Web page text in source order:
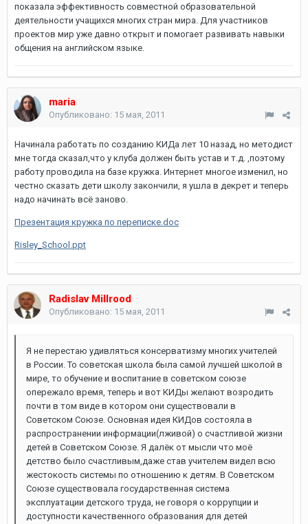
показала эффективность совместной образовательной
деятельности учащихся многих стран мира. Для участников
проектов мир уже давно открыт и помогает развивать навыки
общения на английском языке.
maria
Опубликовано: 15 мая, 2011
Начинала работать по созданию КИДа лет 10 назад, но методист
мне тогда сказал,что у клуба должен быть устав и т.д. ,поэтому
работу проводила на базе кружка. Интернет многое изменил, но
честно сказать дети школу закончили, я ушла в декрет и теперь
надо начинать всё заново.
Презентация кружка по переписке.doc
Risley_School.ppt
Radislav Millrood
Опубликовано: 15 мая, 2011
Я не перестаю удивляться консерватизму многих учителей
в России. То советская школа была самой лучшей школой в
мире, то обучение и воспитание в советском союзе
опережало время, теперь и вот КИДы желают возродить
почти в том виде в котором они существовали в
Советском Союзе. Основная идея КИДов состояла в
распространении информации(лживой) о счастливой жизни
детей в Советском Союзе. Я далёк от мысли что моё
детство было счастливым,даже став учителем видел всю
жестокость системы по отношению к детям. В Советском
Союзе существовала государственная система
эксплуатации детского труда, не говоря о коррупции и
доступности качественного образования для детей